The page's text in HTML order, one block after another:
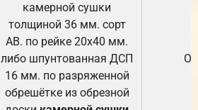
камерной сушки
толщиной 36 мм. сорт
АВ. по рейке 20х40 мм.
либо шпунтованная ДСП
16 мм. по разряженной
обрешётке из обрезной